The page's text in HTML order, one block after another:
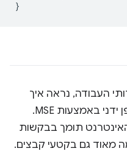
העבודה, נראה איך
מאחסנים בסטרימר סרטון באופן ידני באמצעות MSE.
תומך בבקשות
גם בקטעי קבצים.